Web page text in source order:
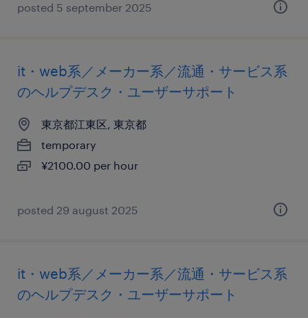
posted 5 september 2025
it・web系／メーカー系／流通・サービス系
のヘルプデスク・ユーザーサポート
東京都江東区, 東京都
temporary
¥2100.00 per hour
posted 29 august 2025
it・web系／メーカー系／流通・サービス系
のヘルプデスク・ユーザーサポート